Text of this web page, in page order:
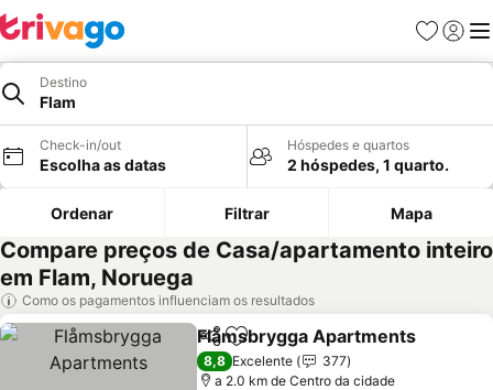
Favoritos
Iniciar
Destino
Flam
Check-in/out
Escolha as datas
Hóspedes e quartos
2 hóspedes, 1 quarto.
Ordenar Filtrar Mapa
Compare preços de Casa/apartamento inteiro
em Flam, Noruega
Como os pagamentos influenciam os resultados
PartilharAdicionar aos favoritos
Flåmsbrygga Apartments
8,8 Excelente
377
a 2.0 km de Centro da cidade